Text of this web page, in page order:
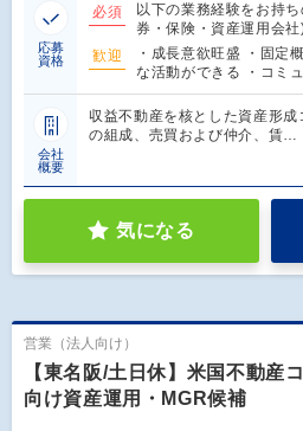
応募
資格
必須
以下の業務経験をお持
券・保険・資産運用会
歓迎
・成長意欲旺盛 ・固定
な活動ができる ・コミ
会社
概要
収益不動産を核とした資産形
の組成、売買および仲介、賃…
気になる
営業（法人向け）
【東名阪/土日休】米国不動産
向け資産運用・MGR候補